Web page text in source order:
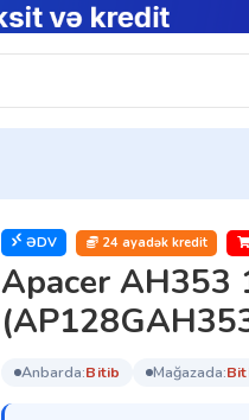
ƏDV 24 ayadək kredit
Apacer AH353
anbarda: bi̇ti̇b mağazada: